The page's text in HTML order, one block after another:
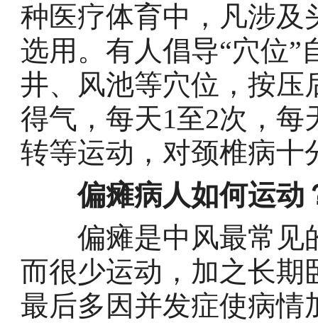
种医疗体育中，凡涉及
选用。有人倡导“穴位
井、风池等穴位，按压
得气，每天1至2次，
转等运动，对颈椎病十
偏瘫病人如何运动
偏瘫是中风最常见
而很少运动，加之长期
最后多因并发症使病情